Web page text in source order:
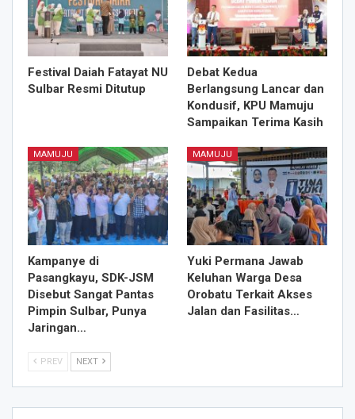
Festival Daiah Fatayat NU
Sulbar Resmi Ditutup
Debat Kedua
Berlangsung Lancar dan
Kondusif, KPU Mamuju
Sampaikan Terima Kasih
MAMUJU
Kampanye di
Pasangkayu, SDK-JSM
Disebut Sangat Pantas
Pimpin Sulbar, Punya
Jaringan…
MAMUJU
Yuki Permana Jawab
Keluhan Warga Desa
Orobatu Terkait Akses
Jalan dan Fasilitas…
PREV NEXT